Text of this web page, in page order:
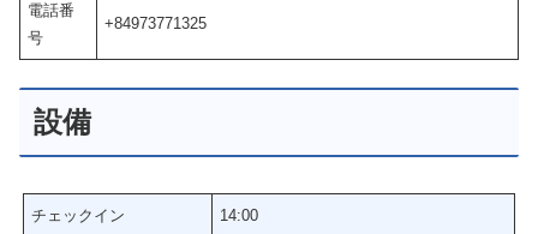
電話番
号
+84973771325
設備
チェックイン 14:00